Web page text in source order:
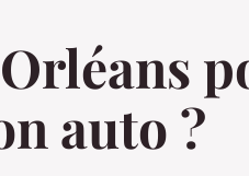
auto ?